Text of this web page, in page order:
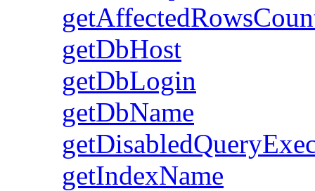
getDbHost
getDbLogin
getDbName
getIndexName